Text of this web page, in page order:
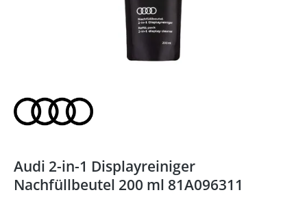
Audi 2-in-1 Displayreiniger
Nachfüllbeutel 200 ml 81A096311